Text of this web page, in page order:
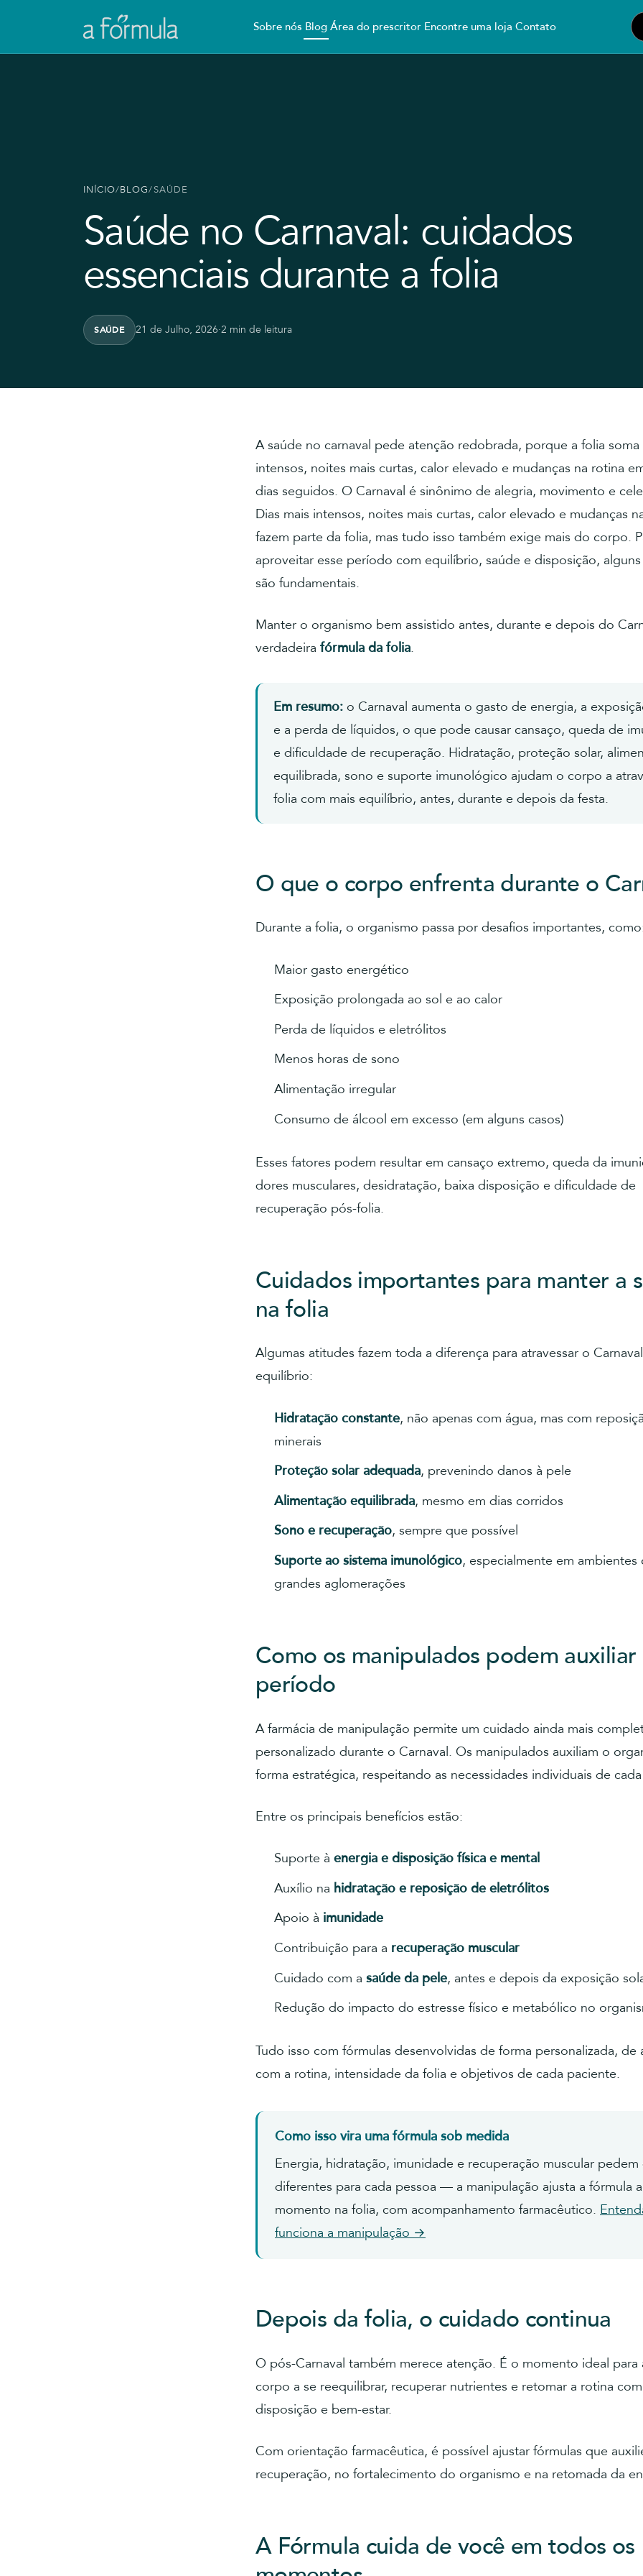
Sobre nós Blog Área do prescritor Encontre uma loja Contato
INÍCIO/BLOG/SAÚDE
Saúde no Carnaval: cuidados
essenciais durante a folia
SAÚDE 21 de Julho, 2026·2 min de leitura
A saúde no carnaval pede atenção redobrada, porque a folia soma
intensos, noites mais curtas, calor elevado e mudanças na rotina
dias seguidos. O Carnaval é sinônimo de alegria, movimento e
Dias mais intensos, noites mais curtas, calor elevado e mudanças
fazem parte da folia, mas tudo isso também exige mais do corpo.
aproveitar esse período com equilíbrio, saúde e disposição,
são fundamentais.
Manter o organismo bem assistido antes, durante e depois do
verdadeira fórmula da folia.
Em resumo: o Carnaval aumenta o gasto de energia, a
e a perda de líquidos, o que pode causar cansaço, queda de
e dificuldade de recuperação. Hidratação, proteção solar,
equilibrada, sono e suporte imunológico ajudam o corpo a
folia com mais equilíbrio, antes, durante e depois da festa.
O que o corpo enfrenta durante o
Durante a folia, o organismo passa por desafios importantes,
Maior gasto energético
Exposição prolongada ao sol e ao calor
Perda de líquidos e eletrólitos
Menos horas de sono
Alimentação irregular
Consumo de álcool em excesso (em alguns casos)
Esses fatores podem resultar em cansaço extremo, queda da
dores musculares, desidratação, baixa disposição e dificuldade de
recuperação pós-folia.
Cuidados importantes para manter a
na folia
Algumas atitudes fazem toda a diferença para atravessar o
equilíbrio:
Hidratação constante, não apenas com água, mas com
minerais
Proteção solar adequada, prevenindo danos à pele
Alimentação equilibrada, mesmo em dias corridos
Sono e recuperação, sempre que possível
Suporte ao sistema imunológico, especialmente em ambientes
grandes aglomerações
Como os manipulados podem auxiliar
período
A farmácia de manipulação permite um cuidado ainda mais
personalizado durante o Carnaval. Os manipulados auxiliam o
forma estratégica, respeitando as necessidades individuais de
Entre os principais benefícios estão:
Suporte à energia e disposição física e mental
Auxílio na hidratação e reposição de eletrólitos
Apoio à imunidade
Contribuição para a recuperação muscular
Cuidado com a saúde da pele, antes e depois da exposição
Redução do impacto do estresse físico e metabólico no
Tudo isso com fórmulas desenvolvidas de forma personalizada, de
com a rotina, intensidade da folia e objetivos de cada paciente.
Como isso vira uma fórmula sob medida
Energia, hidratação, imunidade e recuperação muscular pedem
diferentes para cada pessoa — a manipulação ajusta a fórmula
momento na folia, com acompanhamento farmacêutico.
funciona a manipulação →
Depois da folia, o cuidado continua
O pós-Carnaval também merece atenção. É o momento ideal para
corpo a se reequilibrar, recuperar nutrientes e retomar a rotina
disposição e bem-estar.
Com orientação farmacêutica, é possível ajustar fórmulas que
recuperação, no fortalecimento do organismo e na retomada da
A Fórmula cuida de você em todos os